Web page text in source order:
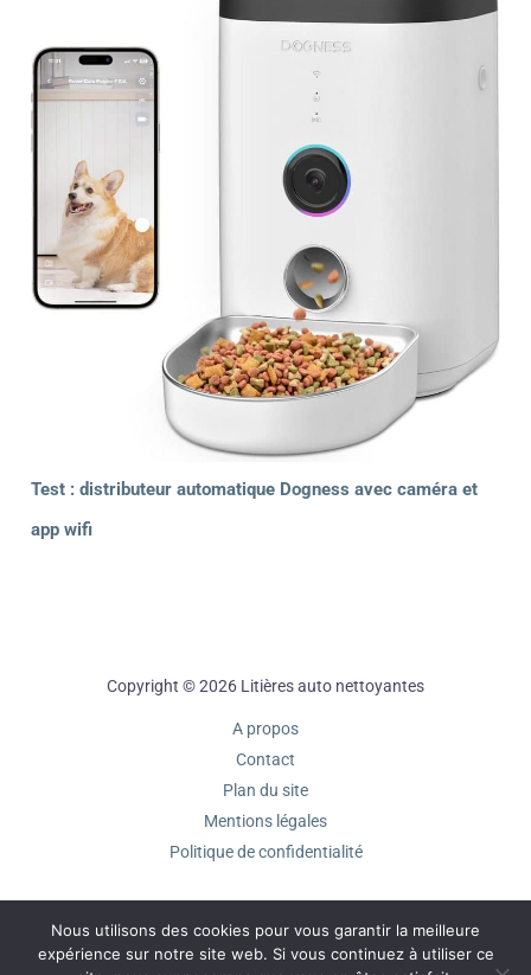
Test : distributeur automatique Dogness avec caméra et
app wifi
Copyright © 2026 Litières auto nettoyantes
A propos
Contact
Plan du site
Mentions légales
Politique de confidentialité
Nous utilisons des cookies pour vous garantir la meilleure
expérience sur notre site web. Si vous continuez à utiliser ce